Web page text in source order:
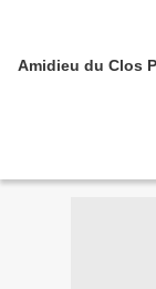
Amidieu du Clos